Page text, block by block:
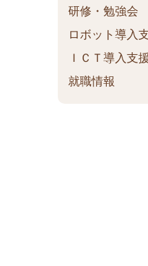
研修・勉強会
ロボット導入
ＩＣＴ導入支
就職情報